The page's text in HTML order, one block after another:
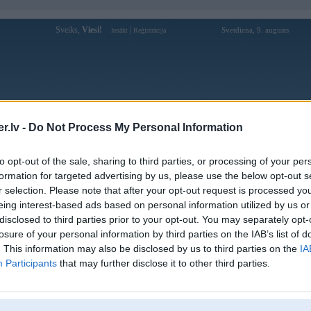
- Do Not Process My Personal Information
opt-out of the sale, sharing to third parties, or processing of your
for targeted advertising by us, please use the below opt-out
selection. Please note that after your opt-out request is processed
interest-based ads based on personal information utilized by us
to third parties prior to your opt-out. You may separately
of your personal information by third parties on the IAB’s list of
This information may also be disclosed by us to third parties on the
Participants that may further disclose it to other third parties.
Sveiks, Viesi! Ienākt Reģistrācija Svetdiena, 9. augusts
Forums Galerijas Reģistrācija Lietotāji
Lietotāja Teenpattiyesorg profils
Lietotājvārds:
Teenpattiyesorg
Nodarbošanās:
Student
Ziņojumi forumā:
0
[Pēdējie ziņojumi forumā]